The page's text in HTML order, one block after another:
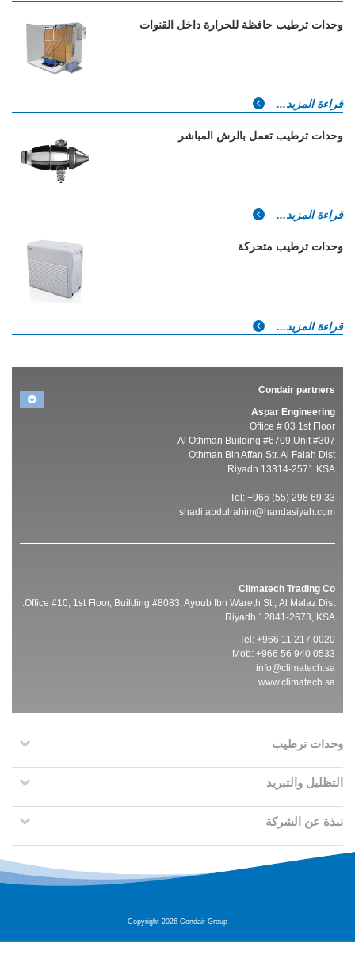
وحدات ترطيب حافظة للحرارة داخل القنوات
قراءة المزيد...
وحدات ترطيب تعمل بالرش المباشر
قراءة المزيد...
وحدات ترطيب متحركة
قراءة المزيد...
Condair partners
Aspar Engineering
Office # 03 1st Floor
Al Othman Building #6709,Unit #307
Othman Bin Affan Str. Al Falah Dist
Riyadh 13314-2571 KSA
Tel: +966 (55) 298 69 33
shadi.abdulrahim@handasiyah.com
Climatech Trading Co
Office #10, 1st Floor, Building #8083, Ayoub Ibn Wareth St., Al Malaz Dist.
Riyadh 12841-2673, KSA
Tel: +966 11 217 0020
Mob: +966 56 940 0533
info@climatech.sa
www.climatech.sa
وحدات ترطيب
التظليل والتبريد
نبذة عن الشركة
Copyright 2026 Condair Group